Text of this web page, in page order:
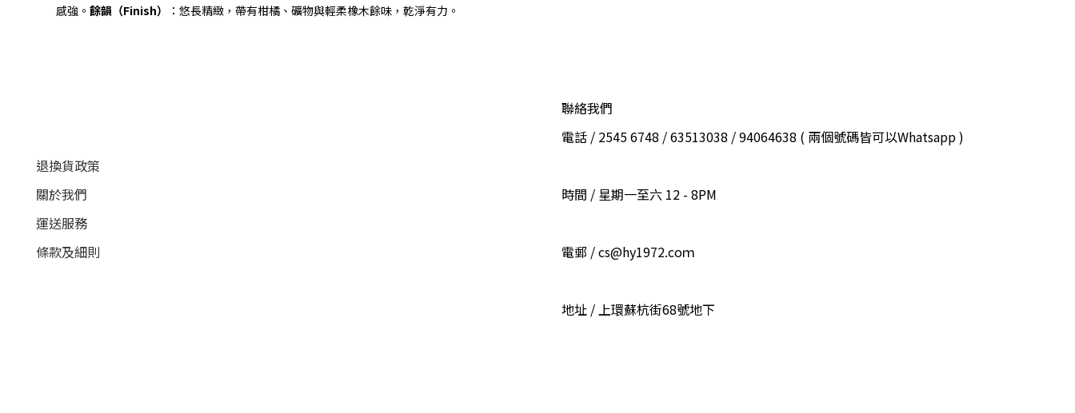
感強。 餘韻（Finish） ：悠長精緻，帶有柑橘、礦物與輕柔橡木餘味，乾淨有力。
退換貨政策
關於我們
運送服務
條款及細則
聯絡我們
電話 / 2545 6748 / 63513038 / 94064638 ( 兩個號碼皆可以Whatsapp )
時間 / 星期一至六 12 - 8PM
電郵 / cs@hy1972.coｍ
地址 / 上環蘇杭街68號地下